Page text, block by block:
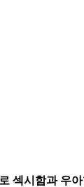
섹시함과 우